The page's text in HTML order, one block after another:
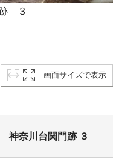
３
画面サイズで表示
神奈川台関門跡 ３